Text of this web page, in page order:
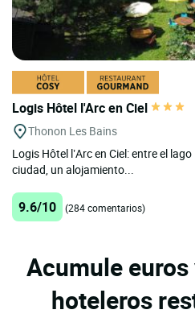
Logis Hôtel l'Arc en Ciel
Thonon Les Bains
Logis Hôtel l’Arc en Ciel: entre el
ciudad, un alojamiento...
9.6/10 (284 comentarios)
Acumule
hoteleros